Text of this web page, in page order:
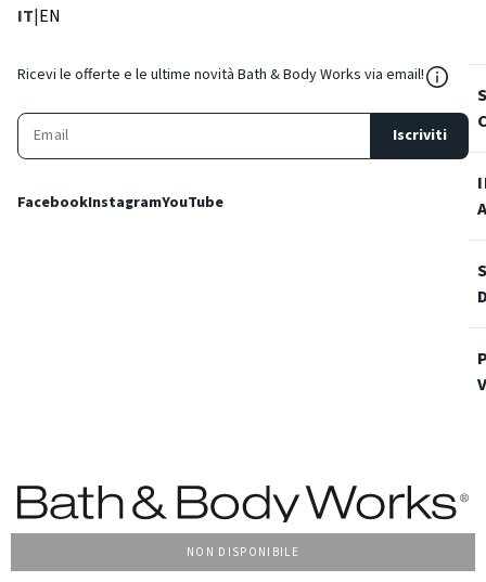
NON DISPONIBILE
IT: Lingua corrente
|EN
Ricevi le offerte e le ultime novità Bath & Body Works via email!
Iscriviti
FacebookInstagramYouTube